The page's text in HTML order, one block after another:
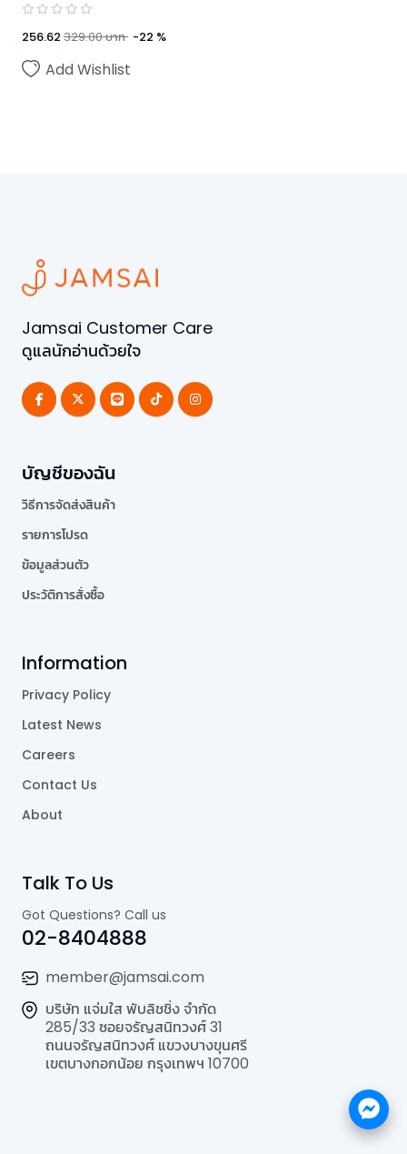
256.62 329.00บาท -22 %
Add Wishlist
Jamsai Customer Care
ดูแลนักอ่านด้วยใจ
บัญชีของฉัน
วิธีการจัดส่งสินค้า
รายการโปรด
ข้อมูลส่วนตัว
ประวัติการสั่งซื้อ
Information
Privacy Policy
Latest News
Careers
Contact Us
About
Talk To Us
Got Questions? Call us
02-8404888
member@jamsai.com
บริษัท แจ่มใส พับลิชชิ่ง จำกัด
285/33 ซอยจรัญสนิทวงศ์ 31
ถนนจรัญสนิทวงศ์ แขวงบางขุนศรี
เขตบางกอกน้อย กรุงเทพฯ 10700